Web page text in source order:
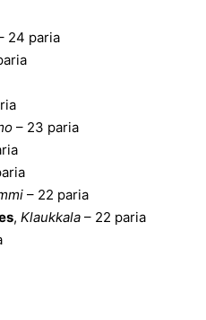
24 paria
– 23 paria
– 22 paria
, Klaukkala – 22 paria